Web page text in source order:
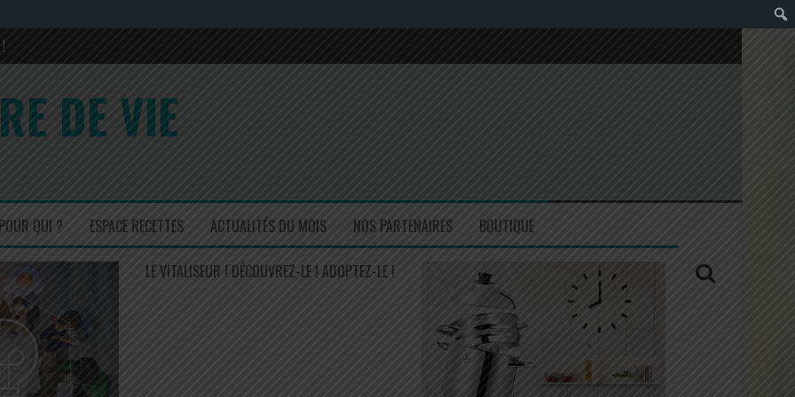
sa composition en 2017 et 2022
DE VIE
POUR QUI ? ESPACE RECETTES ACTUALITÉS DU MOIS NOS PARTENAIRES BOUTIQUE
LE VITALISEUR ! DÉCOUVREZ-LE ! ADOPTEZ-LE !